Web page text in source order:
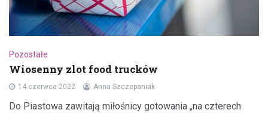
Pozostałe
Wiosenny zlot food trucków
14 czerwca 2022 Anna Szczepaniak
Do Piastowa zawitają miłośnicy gotowania „na czterech